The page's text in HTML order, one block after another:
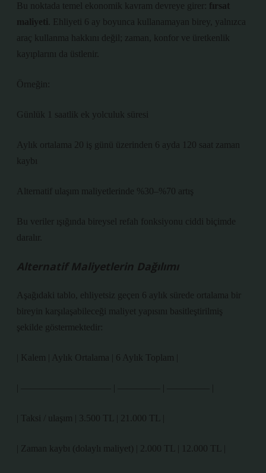
Bu noktada temel ekonomik kavram devreye girer: fırsat
maliyeti . Ehliyeti 6 ay boyunca kullanamayan birey, yalnızca
araç kullanma hakkını değil; zaman, konfor ve üretkenlik
kayıplarını da üstlenir.
Örneğin:
Günlük 1 saatlik ek yolculuk süresi
Aylık ortalama 20 iş günü üzerinden 6 ayda 120 saat zaman
kaybı
Alternatif ulaşım maliyetlerinde %30–%70 artış
Bu veriler ışığında bireysel refah fonksiyonu ciddi biçimde
daralır.
Alternatif Maliyetlerin Dağılımı
Aşağıdaki tablo, ehliyetsiz geçen 6 aylık sürede ortalama bir
bireyin karşılaşabileceği maliyet yapısını basitleştirilmiş
şekilde göstermektedir:
| Kalem | Aylık Ortalama | 6 Aylık Toplam |
| Taksi / ulaşım | 3.500 TL | 21.000 TL |
| Zaman kaybı (dolaylı maliyet) | 2.000 TL | 12.000 TL |